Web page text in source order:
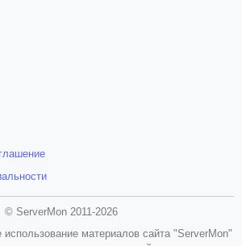
© ServerMon 2011-2026
материалов сайта "ServerMon"